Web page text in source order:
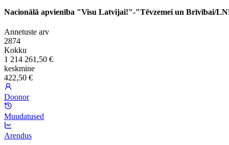
Nacionālā apvienība "Visu Latvijai!"-"Tēvzemei un Brīvībai/
Annetuste arv
2874
Kokku
1 214 261,50 €
keskmine
422,50 €
Doonor
Muudatused
Arendus